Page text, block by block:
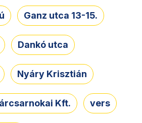
Ganz utca 13-15.
Dankó utca
Nyáry Krisztián
Kft. vers